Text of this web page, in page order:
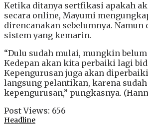
Ketika ditanya sertfikasi apakah
secara online, Mayumi
direncanakan sebelumnya.
sistem yang kemarin.
“Dulu sudah mulai, mungkin
Kedepan akan kita perbaiki lagi
Kepengurusan juga akan
langsung pelantikan, karena
kepengurusan,” pungkasnya.
Post Views: 656
Headline